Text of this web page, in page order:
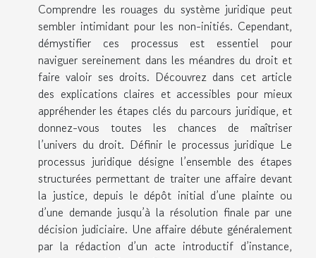
Comprendre les rouages du système juridique peut
sembler intimidant pour les non-initiés. Cependant,
démystifier ces processus est essentiel pour
naviguer sereinement dans les méandres du droit et
faire valoir ses droits. Découvrez dans cet article
des explications claires et accessibles pour mieux
appréhender les étapes clés du parcours juridique, et
donnez-vous toutes les chances de maîtriser
l’univers du droit. Définir le processus juridique Le
processus juridique désigne l’ensemble des étapes
structurées permettant de traiter une affaire devant
la justice, depuis le dépôt initial d’une plainte ou
d’une demande jusqu’à la résolution finale par une
décision judiciaire. Une affaire débute généralement
par la rédaction d’un acte introductif d’instance,